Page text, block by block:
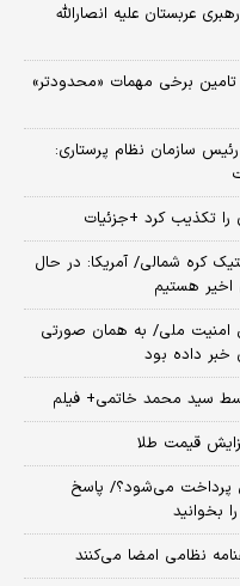
عربستان علیه انصارالله
تامین برخی مهمات «محدودتر»
سازمان نظام پرستاری:
را تکذیب کرد +جزئیات
کره شمالی/ آمریکا: در حال
اخیر هستیم
امنیت ملی/ به همان صورتی
خبر داده بود
سید محمد خاتمی+ فیلم
پرداخت می‌شود؟/ پاسخ
بخوانید